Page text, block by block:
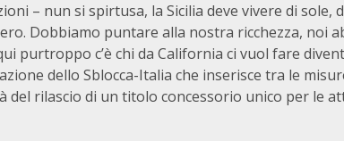
– nun si spirtusa, la Sicilia deve vivere di sole,
Dobbiamo puntare alla nostra ricchezza, noi
purtroppo c’è chi da California ci vuol fare
dello Sblocca-Italia che inserisce tra le
del rilascio di un titolo concessorio unico per le